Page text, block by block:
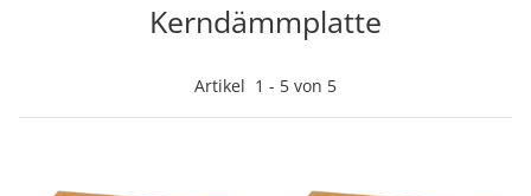
Kerndämmplatte
Artikel 1 - 5 von 5